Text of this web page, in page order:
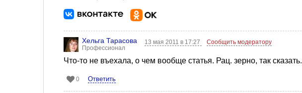
Хельга Тарасова
Профессионал
13 мая 2011 в 17:27 Сообщить модератору
Что-то не въехала, о чем вообще статья. Рац. зерно, так сказать.
0 Ответить